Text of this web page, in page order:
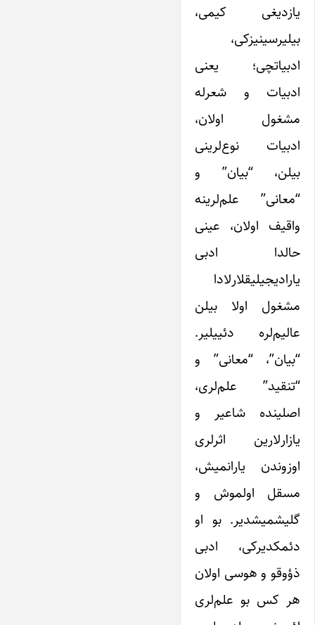
یازدیغی کیمی،
بیلیرسینیزکی،
ادبیاتچی؛ یعنی
ادبیات و شعرله
مشغول اولان،
ادبیات نوع‌لرینی
بیلن، “بیان” و
“معانی” علم‌لرینه
واقیف اولان، عینی
حالدا ادبی
یارادیجیلیقلارلادا
مشغول اولا بیلن
عالیم‌لره دئییلیر.
“بیان”، “معانی” و
“تنقید” علم‌لری،
اصلینده شاعیر و
یازارلارین اثرلری
اوزوندن یارانمیش،
مسقل اولموش و
گلیشمیشدیر. بو او
دئمکدیرکی، ادبی
ذؤوقو و هوسی اولان
هر کس بو علم‌لری